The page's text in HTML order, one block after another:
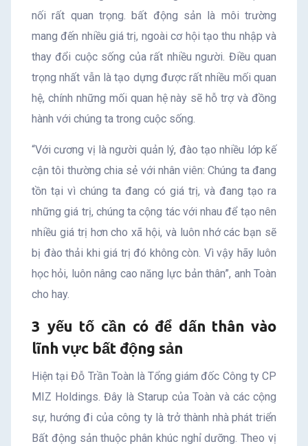
nối rất quan trọng. bất động sản là môi trường
mang đến nhiều giá trị, ngoài cơ hội tạo thu nhập và
thay đổi cuộc sống của rất nhiều người. Điều quan
trọng nhất vẫn là tạo dựng được rất nhiều mối quan
hệ, chính những mối quan hệ này sẽ hỗ trợ và đồng
hành với chúng ta trong cuộc sống.
“Với cương vị là người quản lý, đào tạo nhiều lớp kế
cận tôi thường chia sẻ với nhân viên: Chúng ta đang
tồn tại vì chúng ta đang có giá trị, và đang tạo ra
những giá trị, chúng ta cộng tác với nhau để tạo nên
nhiều giá trị hơn cho xã hội, và luôn nhớ các bạn sẽ
bị đào thải khi giá trị đó không còn. Vì vậy hãy luôn
học hỏi, luôn nâng cao năng lực bản thân”, anh Toàn
cho hay.
3 yếu tố cần có để dấn thân vào
lĩnh vực bất động sản
Hiện tại Đỗ Trần Toàn là Tổng giám đốc Công ty CP
MIZ Holdings. Đây là Starup của Toàn và các cộng
sự, hướng đi của công ty là trở thành nhà phát triển
Bất động sản thuộc phân khúc nghỉ dưỡng. Theo vị